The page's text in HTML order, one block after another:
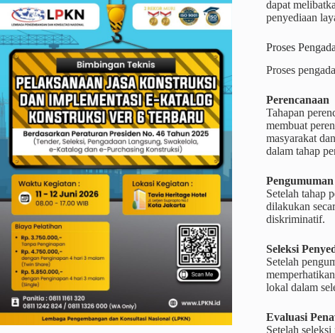
dapat
penyediaan
Proses
Proses
Perencanaan
Tahapan
membuat
masyarakat
dalam tahap
Pengumuman
Setelah tahap
dilakukan
diskriminatif.
Seleksi
Setelah
lokal dalam
Evaluasi
Setelah